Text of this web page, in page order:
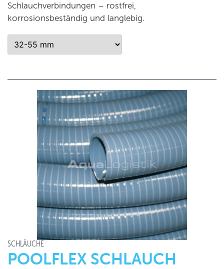
Schlauchverbindungen – rostfrei,
korrosionsbeständig und langlebig.
SCHLÄUCHE
POOLFLEX SCHLAUCH